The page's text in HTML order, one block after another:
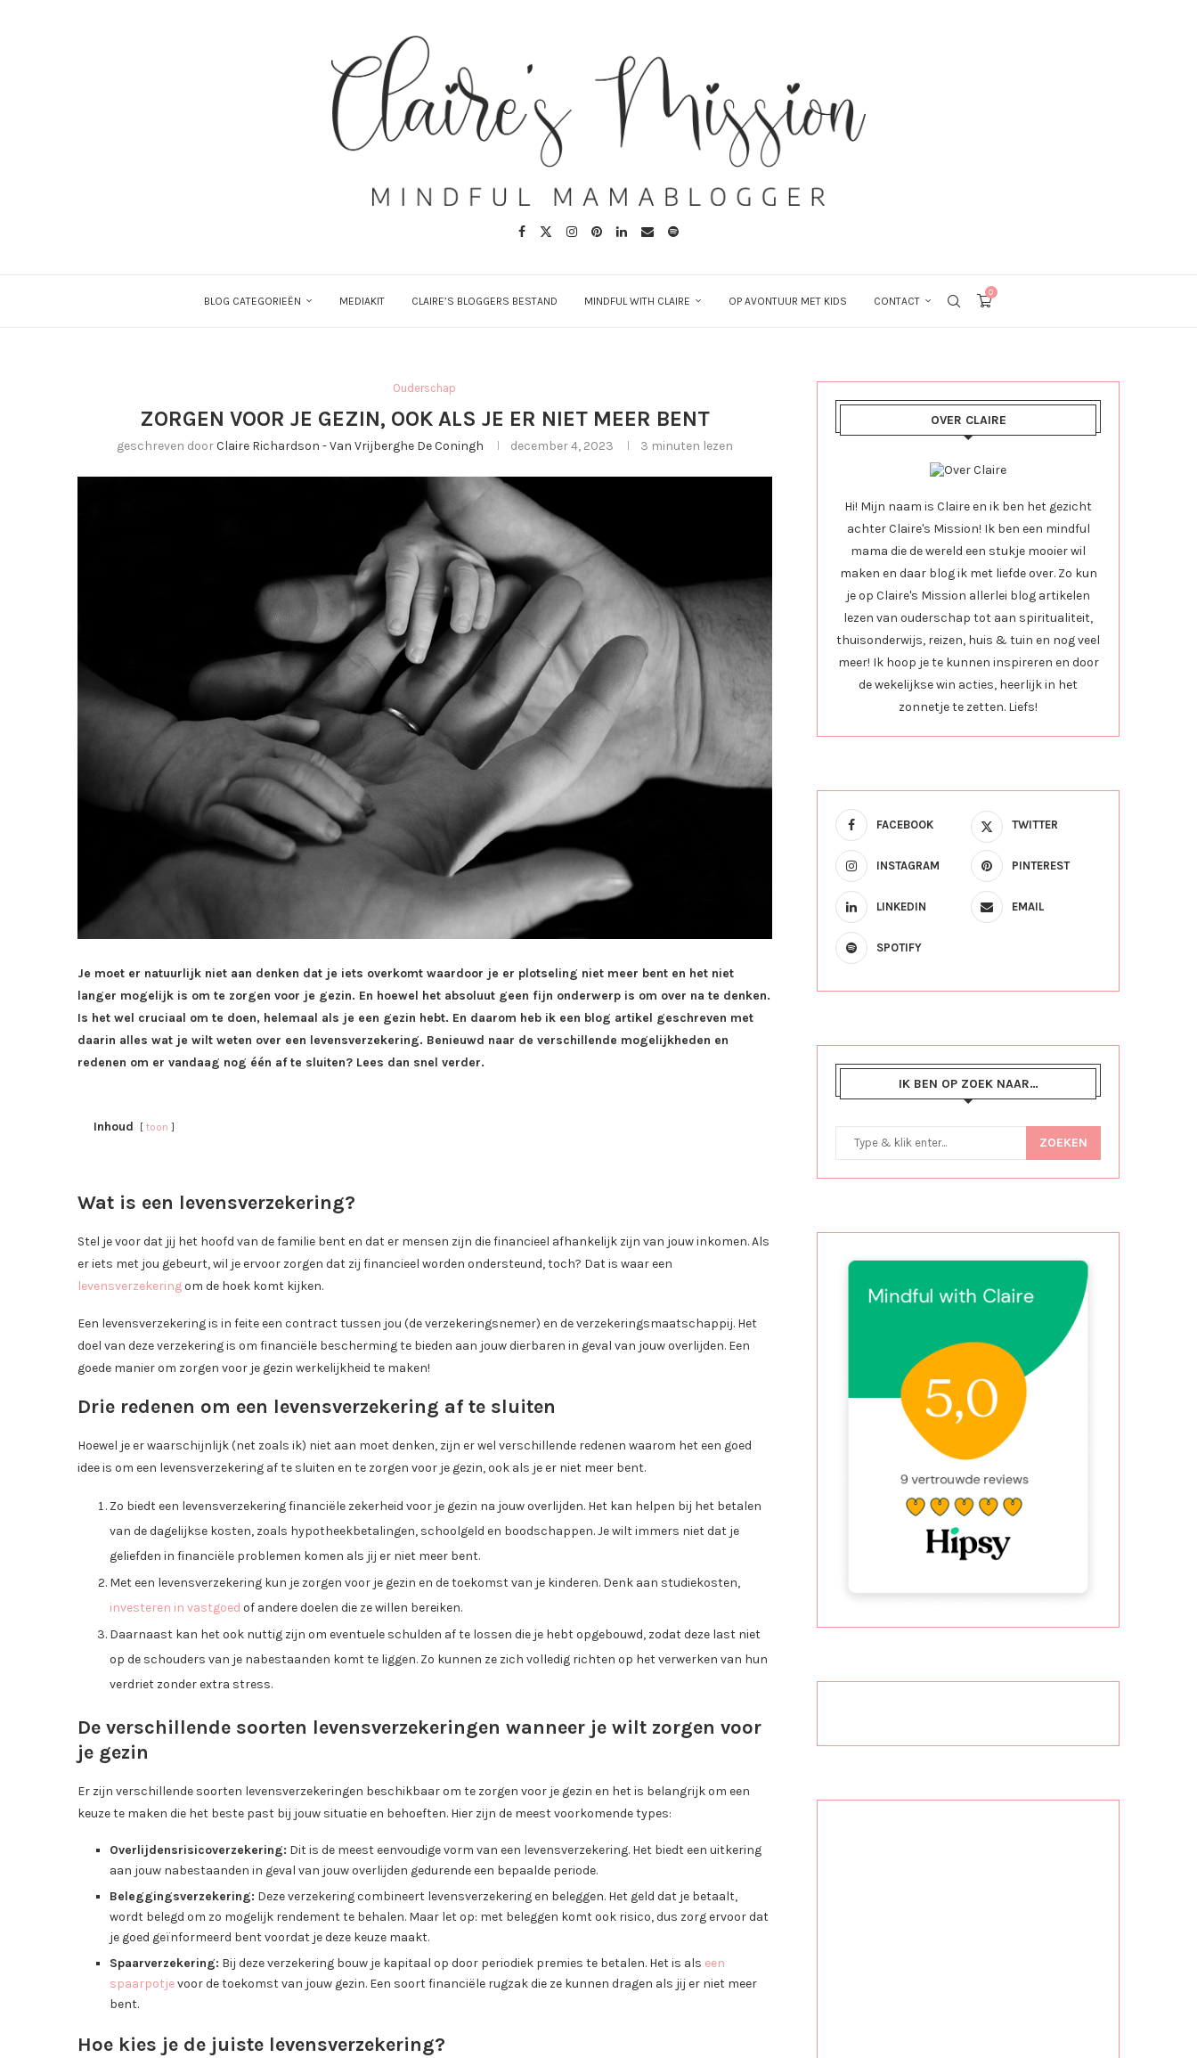
BLOG CATEGORIEËN MEDIAKIT CLAIRE’S BLOGGERS BESTAND MINDFUL WITH CLAIRE OP AVONTUUR MET KIDS CONTACT
0
Ouderschap
ZORGEN VOOR JE GEZIN, OOK ALS JE ER NIET MEER BENT
geschreven doorClaire Richardson - Van Vrijberghe De Coningh december 4, 2023 3 minuten lezen
Je moet er natuurlijk niet aan denken dat je iets overkomt waardoor je er plotseling niet meer bent en het niet
langer mogelijk is om te zorgen voor je gezin. En hoewel het absoluut geen fijn onderwerp is om over na te denken.
Is het wel cruciaal om te doen, helemaal als je een gezin hebt. En daarom heb ik een blog artikel geschreven met
daarin alles wat je wilt weten over een levensverzekering. Benieuwd naar de verschillende mogelijkheden en
redenen om er vandaag nog één af te sluiten? Lees dan snel verder.
Inhoud toon
Wat is een levensverzekering?
Stel je voor dat jij het hoofd van de familie bent en dat er mensen zijn die financieel afhankelijk zijn van jouw inkomen. Als
er iets met jou gebeurt, wil je ervoor zorgen dat zij financieel worden ondersteund, toch? Dat is waar een
levensverzekeringom de hoek komt kijken.
Een levensverzekering is in feite een contract tussen jou (de verzekeringsnemer) en de verzekeringsmaatschappij. Het
doel van deze verzekering is om financiële bescherming te bieden aan jouw dierbaren in geval van jouw overlijden. Een
goede manier om zorgen voor je gezin werkelijkheid te maken!
Drie redenen om een levensverzekering af te sluiten
Hoewel je er waarschijnlijk (net zoals ik) niet aan moet denken, zijn er wel verschillende redenen waarom het een goed
idee is om een levensverzekering af te sluiten en te zorgen voor je gezin, ook als je er niet meer bent.
Zo biedt een levensverzekering financiële zekerheid voor je gezin na jouw overlijden. Het kan helpen bij het betalen
van de dagelijkse kosten, zoals hypotheekbetalingen, schoolgeld en boodschappen. Je wilt immers niet dat je
geliefden in financiële problemen komen als jij er niet meer bent.
Met een levensverzekering kun je zorgen voor je gezin en de toekomst van je kinderen. Denk aan studiekosten,
investeren in vastgoed of andere doelen die ze willen bereiken.
Daarnaast kan het ook nuttig zijn om eventuele schulden af te lossen die je hebt opgebouwd, zodat deze last niet
op de schouders van je nabestaanden komt te liggen. Zo kunnen ze zich volledig richten op het verwerken van hun
verdriet zonder extra stress.
De verschillende soorten levensverzekeringen wanneer je wilt zorgen voor
je gezin
Er zijn verschillende soorten levensverzekeringen beschikbaar om te zorgen voor je gezin en het is belangrijk om een
keuze te maken die het beste past bij jouw situatie en behoeften. Hier zijn de meest voorkomende types:
Overlijdensrisicoverzekering: Dit is de meest eenvoudige vorm van een levensverzekering. Het biedt een uitkering
aan jouw nabestaanden in geval van jouw overlijden gedurende een bepaalde periode.
Beleggingsverzekering: Deze verzekering combineert levensverzekering en beleggen. Het geld dat je betaalt,
wordt belegd om zo mogelijk rendement te behalen. Maar let op: met beleggen komt ook risico, dus zorg ervoor dat
je goed geïnformeerd bent voordat je deze keuze maakt.
Spaarverzekering: Bij deze verzekering bouw je kapitaal op door periodiek premies te betalen. Het is als een
spaarpotjevoor de toekomst van jouw gezin. Een soort financiële rugzak die ze kunnen dragen als jij er niet meer
bent.
Hoe kies je de juiste levensverzekering?
OVER CLAIRE
Hi! Mijn naam is Claire en ik ben het gezicht
achter Claire's Mission! Ik ben een mindful
mama die de wereld een stukje mooier wil
maken en daar blog ik met liefde over. Zo kun
je op Claire's Mission allerlei blog artikelen
lezen van ouderschap tot aan spiritualiteit,
thuisonderwijs, reizen, huis & tuin en nog veel
meer! Ik hoop je te kunnen inspireren en door
de wekelijkse win acties, heerlijk in het
zonnetje te zetten. Liefs!
FACEBOOK TWITTER
INSTAGRAM PINTEREST
LINKEDIN EMAIL
SPOTIFY
IK BEN OP ZOEK NAAR…
ZOEKEN